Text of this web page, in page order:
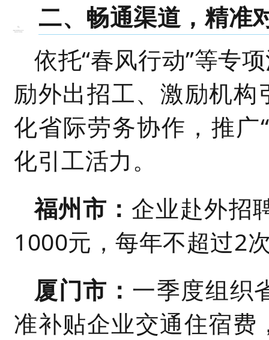
二、畅通渠道，精准
依托“春风行动”等专
励外出招工、激励机
化省际劳务协作，推广
化引工活力。
福州市： 企业赴外招
1000元，每年不超过2
厦门市： 一季度组织
准补贴企业交通住宿